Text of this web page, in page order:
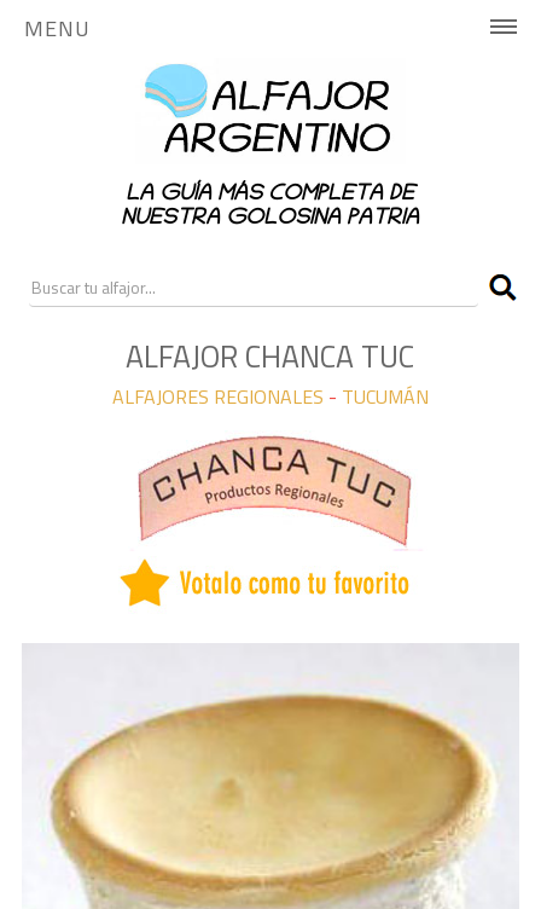
MENU
PUBLICA AQUÍ
NOTICIAS
CONTACTO
ALFAJORES NACIONALES
ALFAJORES REGIONALES
BUENOS AIRES
CAPITAL FEDERAL
CHACO
CHUBUT
CORDOBA
LA GUÍA MÁS COMPLETA DE
NUESTRA GOLOSINA PATRIA
ALFAJOR CHANCA TUC
ALFAJORES REGIONALES - TUCUMÁN